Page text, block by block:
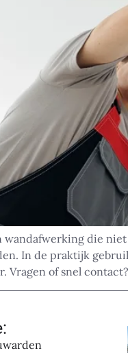
wandafwerking die
In de praktijk
Vragen of snel